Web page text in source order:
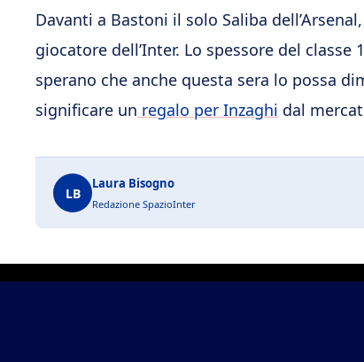
Davanti a Bastoni il solo Saliba
giocatore dell’Inter. Lo spessore del classe
sperano che anche questa sera lo possa
significare un regalo per Inzaghi dal
LB
Laura Bisogno
Redazione SpazioInter